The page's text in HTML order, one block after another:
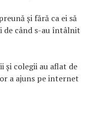
și fără ca ei să
de când s-au întâlnit
și colegii au aflat de
a ajuns pe internet